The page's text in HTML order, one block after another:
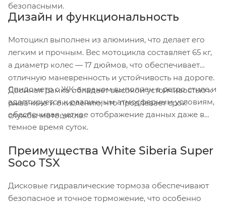
безопасными.
Дизайн и функциональность
Мотоцикл выполнен из алюминия, что делает его
легким и прочным. Вес мотоцикла составляет 65 кг,
а диаметр колес — 17 дюймов, что обеспечивает
отличную маневренность и устойчивость на дороге.
Двойная рамка обладает высокой устойчивостью к
ржавчине и окислению, что продлевает срок
службы мотоцикла.
Спидометр с ЖК-экраном выполнен в ретро стиле и
адаптируется к различным атмосферным условиям,
обеспечивая четкое отображение данных даже в
темное время суток.
Преимущества White Siberia Super
Soco TSX
Дисковые гидравлические тормоза обеспечивают
безопасное и точное торможение, что особенно